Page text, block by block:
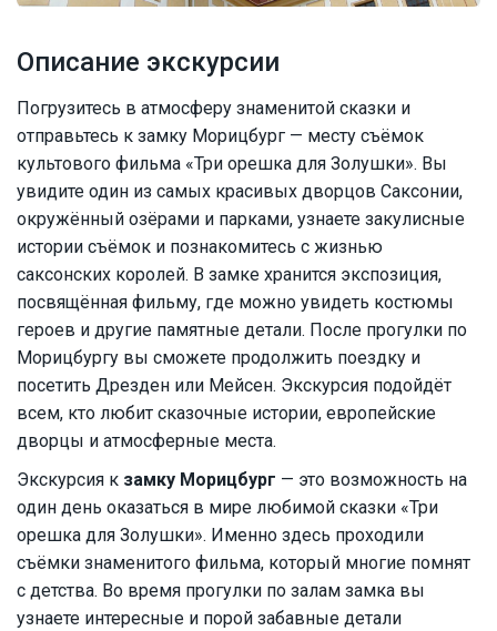
Описание экскурсии
Погрузитесь в атмосферу знаменитой сказки и
отправьтесь к замку Морицбург — месту съёмок
культового фильма «Три орешка для Золушки». Вы
увидите один из самых красивых дворцов Саксонии,
окружённый озёрами и парками, узнаете закулисные
истории съёмок и познакомитесь с жизнью
саксонских королей. В замке хранится экспозиция,
посвящённая фильму, где можно увидеть костюмы
героев и другие памятные детали. После прогулки по
Морицбургу вы сможете продолжить поездку и
посетить Дрезден или Мейсен. Экскурсия подойдёт
всем, кто любит сказочные истории, европейские
дворцы и атмосферные места.
Экскурсия к замку Морицбург — это возможность на
один день оказаться в мире любимой сказки «Три
орешка для Золушки». Именно здесь проходили
съёмки знаменитого фильма, который многие помнят
с детства. Во время прогулки по залам замка вы
узнаете интересные и порой забавные детали